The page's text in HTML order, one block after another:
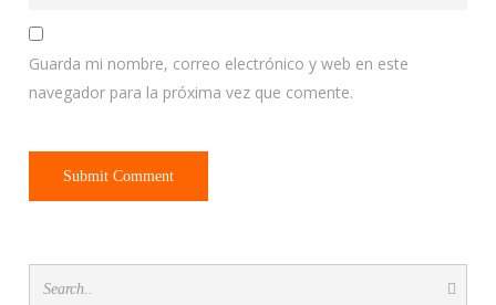
Guarda mi nombre, correo electrónico y web en este
navegador para la próxima vez que comente.